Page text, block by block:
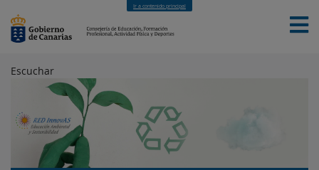
Ir a contenido principal
INICIO EDUCACIÓN
FORMACIÓN PROFESIONAL
CUALIFICACIONES PROFESIONALES
CONTACTO
[INTRANET]
Escuchar